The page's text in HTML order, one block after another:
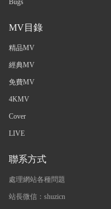
MV目錄
精品MV
經典MV
免費MV
4KMV
Cover
LIVE
聯系方式
處理網站各種問題
站長微信：shuzicn